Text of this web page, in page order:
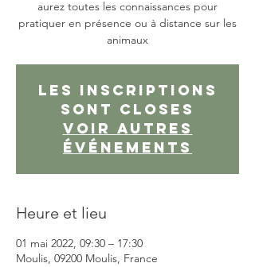
aurez toutes les connaissances pour
pratiquer en présence ou à distance sur les
animaux
Les inscriptions
sont closes
Voir autres
événements
Heure et lieu
01 mai 2022, 09:30 – 17:30
Moulis, 09200 Moulis, France